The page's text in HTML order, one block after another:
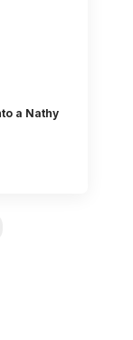
a Nathy